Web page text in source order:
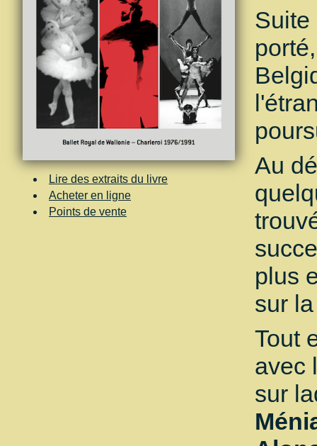
Lire des extraits du livre
Acheter en ligne
Points de vente
Suite
Au
plus
sur
Tout
avec
sur